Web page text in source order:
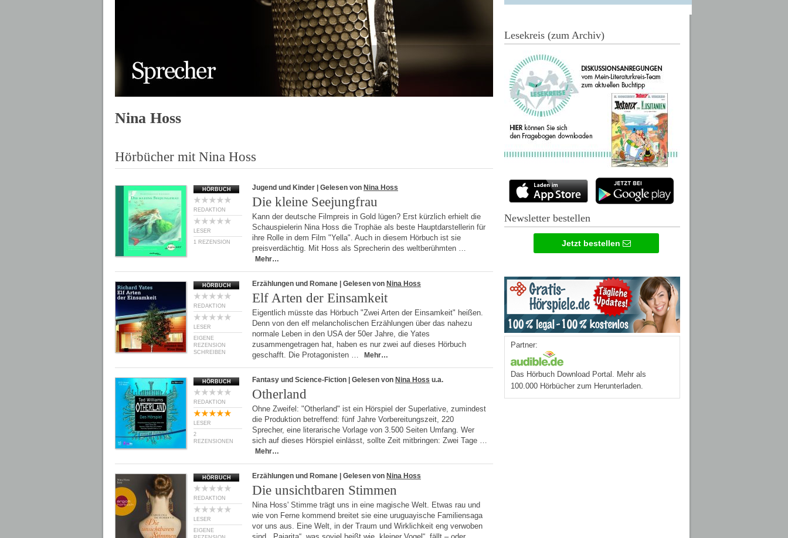
Nina Hoss
Hörbücher mit Nina Hoss
HÖRBUCH
REDAKTION
LESER
1 REZENSION
Jugend und Kinder | Gelesen von Nina Hoss
Die kleine Seejungfrau
Kann der deutsche Filmpreis in Gold lügen? Erst kürzlich erhielt die
Schauspielerin Nina Hoss die Trophäe als beste Hauptdarstellerin für
ihre Rolle in dem Film "Yella". Auch in diesem Hörbuch ist sie
preisverdächtig. Mit Hoss als Sprecherin des weltberühmten …
Mehr…
HÖRBUCH
REDAKTION
LESER
EIGENE
REZENSION
SCHREIBEN
Erzählungen und Romane | Gelesen von Nina Hoss
Elf Arten der Einsamkeit
Eigentlich müsste das Hörbuch "Zwei Arten der Einsamkeit" heißen.
Denn von den elf melancholischen Erzählungen über das nahezu
normale Leben in den USA der 50er Jahre, die Yates
zusammengetragen hat, haben es nur zwei auf dieses Hörbuch
geschafft. Die Protagonisten …
Mehr…
HÖRBUCH
REDAKTION
LESER
2
REZENSIONEN
Fantasy und Science-Fiction | Gelesen von Nina Hoss u.a.
Otherland
Ohne Zweifel: "Otherland" ist ein Hörspiel der Superlative, zumindest
die Produktion betreffend: fünf Jahre Vorbereitungszeit, 220
Sprecher, eine literarische Vorlage von 3.500 Seiten Umfang. Wer
sich auf dieses Hörspiel einlässt, sollte Zeit mitbringen: Zwei Tage …
Mehr…
HÖRBUCH
REDAKTION
LESER
EIGENE
Erzählungen und Romane | Gelesen von Nina Hoss
Die unsichtbaren Stimmen
Nina Hoss' Stimme trägt uns in eine magische Welt. Etwas rau und
wie von Ferne kommend breitet sie eine uruguayische Familiensaga
vor uns aus. Eine Welt, in der Traum und Wirklichkeit eng verwoben
Lesekreis (zum Archiv)
Newsletter bestellen
Jetzt bestellen
Partner:
Das Hörbuch Download Portal. Mehr als
100.000 Hörbücher zum Herunterladen.